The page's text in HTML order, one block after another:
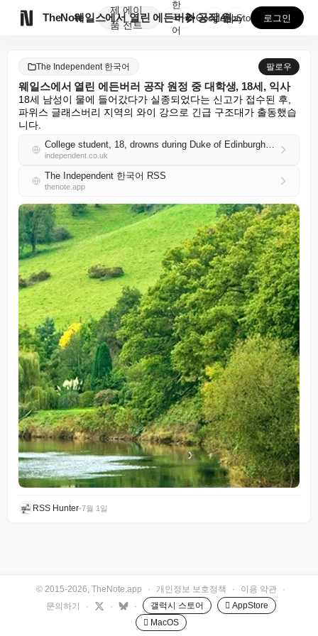
TheNote
제
품
에이
전트
웨일스에서 열린 에든버러 공작 원정 중 대학생, 18세...
한
국
어
GooglePlay
AppStore 로그인
The Independent 한국어 팔로우
웨일스에서 열린 에든버러 공작 원정 중 대학생, 18세, 익사
18세 남성이 물에 들어갔다가 실종되었다는 신고가 접수된 후,
파위스 글래스버리 지역의 와이 강으로 긴급 구조대가 출동했습
니다.
College student, 18, drowns during Duke of Edinburgh expedition in Wales
independent.co.uk
The Independent 한국어 RSS
thenote.app
RSS Hunter•7월 1일
© 2015-2026, TheNote.app · 개인정보 보호정책 · 이용 약관
·
문의하기
· · · 갤럭시 스토어
 AppStore
 MacOS